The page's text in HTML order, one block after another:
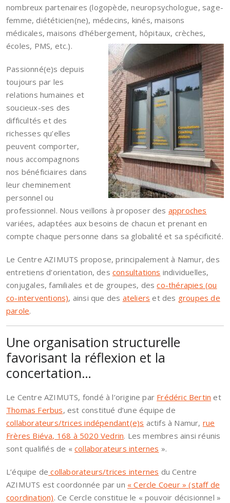
nombreux partenaires (logopède, neuropsychologue, sage-
femme, diététicien(ne), médecins, kinés, maisons
médicales, maisons d’hébergement, hôpitaux, crèches,
écoles, PMS, etc.).
Passionné(e)s depuis
toujours par les
relations humaines et
soucieux-ses des
difficultés et des
richesses qu’elles
peuvent comporter,
nous accompagnons
nos bénéficiaires dans
leur cheminement
personnel ou
professionnel. Nous veillons à proposer des approches
variées, adaptées aux besoins de chacun et prenant en
compte chaque personne dans sa globalité et sa spécificité.
Le Centre AZIMUTS propose, principalement à Namur, des
entretiens d’orientation, des consultations individuelles,
conjugales, familiales et de groupes, desco-thérapies (ou
co-interventions), ainsi que des ateliers et des groupes de
parole.
Une organisation structurelle
favorisant la réflexion et la
concertation…
Le Centre AZIMUTS, fondé à l’origine par Frédéric Bertin et
Thomas Ferbus, est constitué d’une équipe de
collaborateurs/trices indépendant(e)s actifs à Namur, rue
Frères Biéva, 168 à 5020 Vedrin. Les membres ainsi réunis
sont qualifiés de « collaborateurs internes ».
L’équipe de collaborateurs/trices internes du Centre
AZIMUTS est coordonnée par un « Cercle Coeur » (staff de
coordination). Ce Cercle constitue le « pouvoir décisionnel »